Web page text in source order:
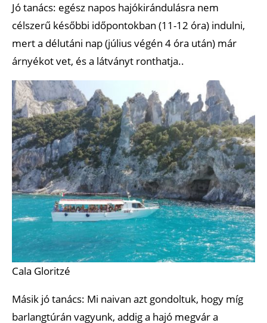
Jó tanács: egész napos hajókirándulásra nem
célszerű későbbi időpontokban (11-12 óra) indulni,
mert a délutáni nap (július végén 4 óra után) már
árnyékot vet, és a látványt ronthatja..
Cala Gloritzé
Másik jó tanács: Mi naivan azt gondoltuk, hogy míg
barlangtúrán vagyunk, addig a hajó megvár a